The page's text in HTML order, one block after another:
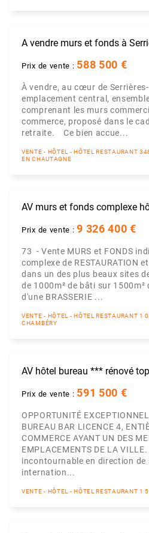
A vendre murs et fonds à
Prix de vente : 588 500 €
À vendre, au cœur de
emplacement central,
comprenant les murs
commerce, proposé dans le
retraite. Ce bien accue...
VENTE - HÔTEL - HÔTEL RESTAURANT
EN CHAUTAGNE
AV murs et fonds complexe
Prix de vente :9 326 400 €
73 - Vente MURS et FONDS
complexe de RESTAURATION
dans un des plus beaux sites
de 1000m² de bâti sur
d'une BRASSERIE ...
VENTE - HÔTEL - HÔTEL RESTAURANT 1
CHAMBÉRY
AV hôtel bureau *** rénové
Prix de vente : 591 500 €
OPPORTUNITÉ
BUREAU BAR LICENCE 4,
COMMERCE AYANT UN DES
EMPLACEMENTS DE LA
incontournable en direction
internation...
VENTE - HÔTEL - HÔTEL RESTAURANT 1